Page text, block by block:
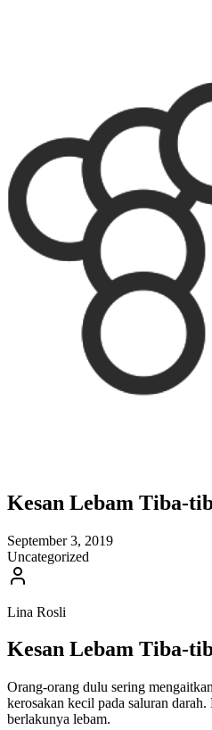
Kesan Lebam Tiba-
September 3, 2019
Uncategorized
Lina Rosli
Kesan Lebam Tiba-
Orang-orang dulu sering
kerosakan kecil pada saluran
berlakunya lebam.